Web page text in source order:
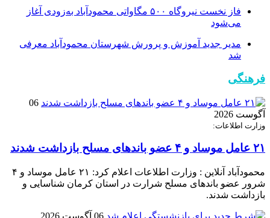
فاز نخست نیروگاه ۵۰۰ مگاواتی محمودآباد به‌زودی آغاز
می‌شود
مدیر جدید آموزش و پرورش شهرستان محمودآباد معرفی
شد
فرهنگی
06
آگوست 2026
وزارت اطلاعات:
۲۱ عامل موساد و ۴ عضو باند‌های مسلح بازداشت شدند
محمودآباد آنلاین : وزارت اطلاعات اعلام کرد: ۲۱ عامل موساد و ۴
شرور عضو باند‌های مسلح شرارت در استان کرمان شناسایی و
بازداشت شدند.